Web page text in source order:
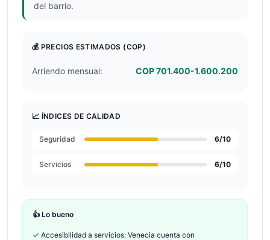
del barrio.
💰 PRECIOS ESTIMADOS (COP)
Arriendo mensual: COP 701.400-1.600.200
📈 ÍNDICES DE CALIDAD
Seguridad 6/10
Servicios 6/10
👍 Lo bueno
✓ Accesibilidad a servicios: Venecia cuenta con